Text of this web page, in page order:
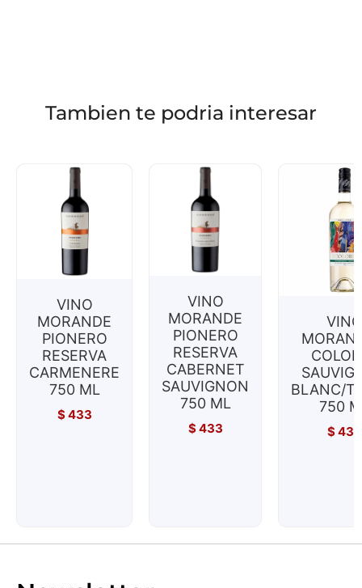
Tambien te podria interesar
VINO
MORANDE
PIONERO
RESERVA
CARMENERE
750 ML
$433
VINO
MORANDE
PIONERO
RESERVA
CABERNET
SAUVIGNON
750 ML
$433
VINO
BLANC/
750
$433